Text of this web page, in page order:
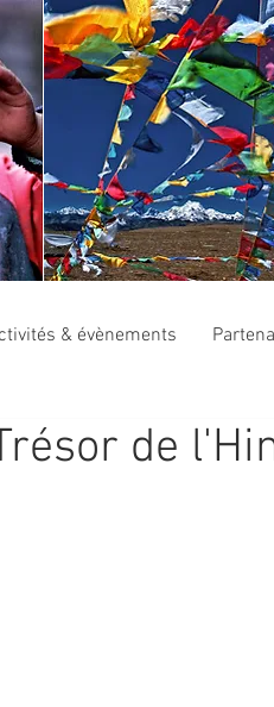
& évènements
de